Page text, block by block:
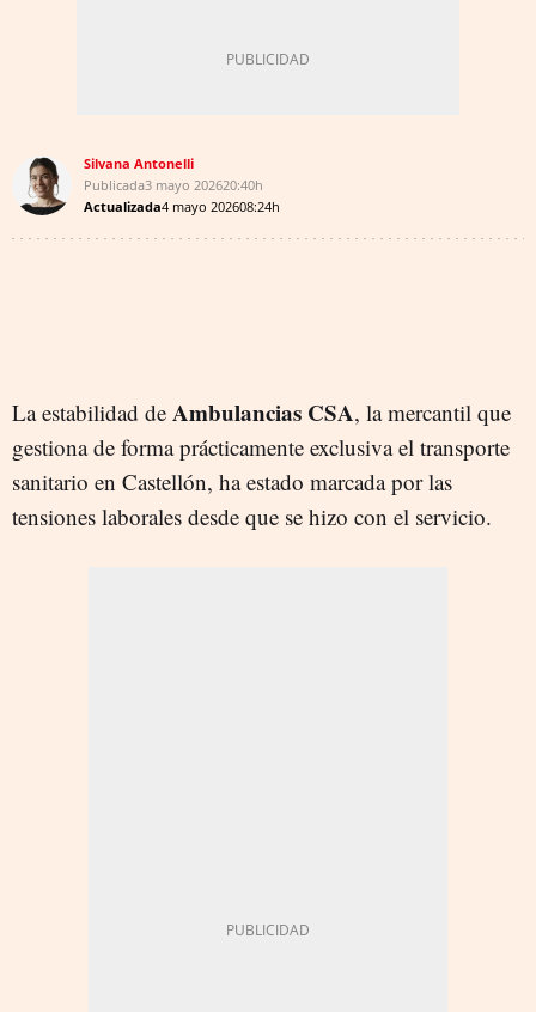
Silvana Antonelli
Publicada3 mayo 202620:40h
Actualizada4 mayo 202608:24h
La estabilidad de Ambulancias CSA, la mercantil que
gestiona de forma prácticamente exclusiva el transporte
sanitario en Castellón, ha estado marcada por las
tensiones laborales desde que se hizo con el servicio.